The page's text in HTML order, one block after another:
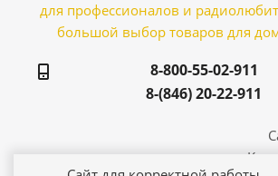
для профессионалов и
большой выбор товаров для
8-800-55-02-911
8-(846) 20-22-911